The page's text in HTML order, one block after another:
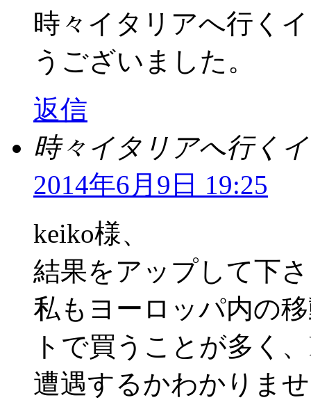
時々イタリアへ行
うございました。
返信
時々イタリアへ行く
2014年6月9日 19:25
keiko様、
結果をアップして下
私もヨーロッパ内の
トで買うことが多く
遭遇するかわかりま